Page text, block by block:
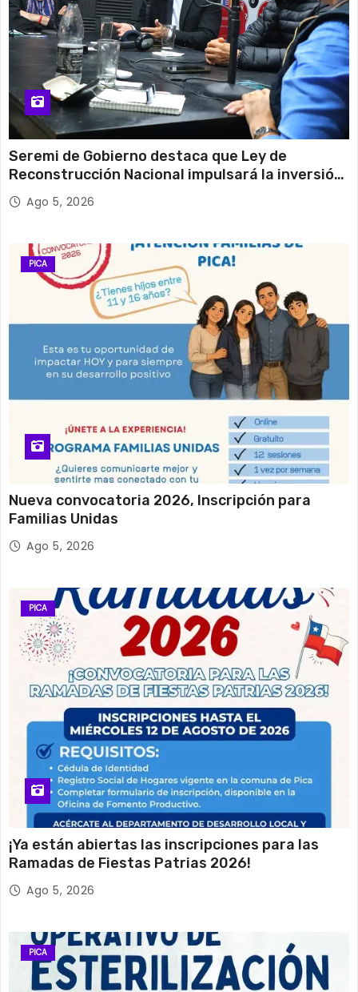
Seremi de Gobierno destaca que Ley de
Reconstrucción Nacional impulsará la inversión
y el empleo en Tarapacá
Ago 5, 2026
PICA
Nueva convocatoria 2026, Inscripción para
Familias Unidas
Ago 5, 2026
PICA
¡Ya están abiertas las inscripciones para las
Ramadas de Fiestas Patrias 2026!
Ago 5, 2026
PICA